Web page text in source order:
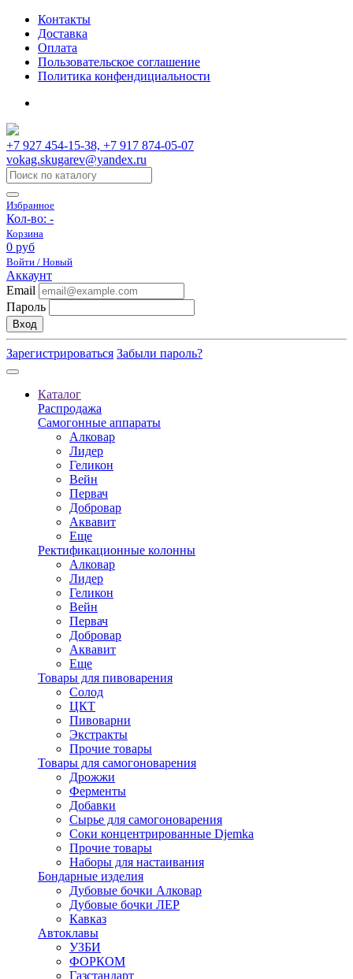
Контакты
Доставка
Оплата
Пользовательское соглашение
Политика конфендициальности
+7 927 454-15-38, +7 917 874-05-07
vokag.skugarev@yandex.ru
Избранное
Кол-во: -
Корзина
0 руб
Войти / Новый
Аккаунт
Email
Пароль
Вход
Зарегистрироваться Забыли пароль?
Каталог
Распродажа
Самогонные аппараты
Алковар
Лидер
Геликон
Вейн
Первач
Добровар
Аквавит
Еще
Ректификационные колонны
Алковар
Лидер
Геликон
Вейн
Первач
Добровар
Аквавит
Еще
Товары для пивоварения
Солод
ЦКТ
Пивоварни
Экстракты
Прочие товары
Товары для самогоноварения
Дрожжи
Ферменты
Добавки
Сырье для самогоноварения
Соки концентрированные Djemka
Прочие товары
Наборы для настаивания
Бондарные изделия
Дубовые бочки Алковар
Дубовые бочки ЛЕР
Кавказ
Автоклавы
УЗБИ
ФОРКОМ
Газстандарт